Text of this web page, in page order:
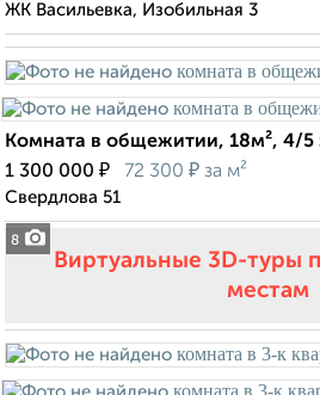
ЖК Васильевка, Изобильная 3
8
Комната в общежитии, 18м², 4/5
1 300 000 ₽ 72 300 ₽ за м²
Свердлова 51
Виртуальные 3D-туры
местам